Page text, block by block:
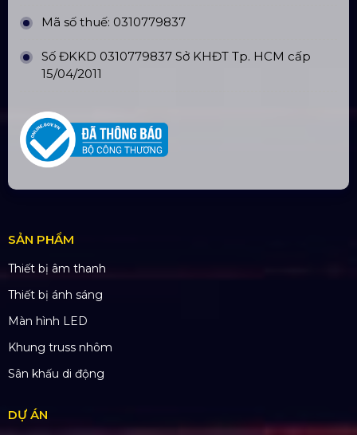
Mã số thuế: 0310779837
Số ĐKKD 0310779837 Sở KHĐT Tp. HCM cấp
15/04/2011
SẢN PHẨM
Thiết bị âm thanh
Thiết bị ánh sáng
Màn hình LED
Khung truss nhôm
Sân khấu di động
DỰ ÁN